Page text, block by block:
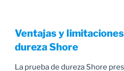
Ventajas y
dureza Shore
La prueba de dureza Shore